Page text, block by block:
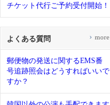
チケット代行ご予約受付開始！
よくある質問
郵便物の発送に関するEMS番
号追跡照会はどうすればいいで
すか？
› more